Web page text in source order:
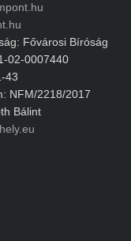
Fővárosi Bíróság
02-0007440
NFM/2218/2017
Bálint